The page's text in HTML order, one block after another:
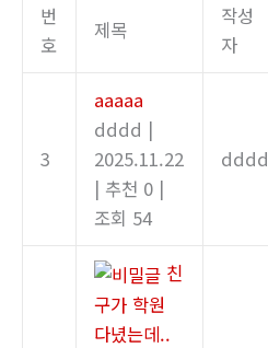
번
호
제목
작성
자
3
aaaaa
dddd |
2025.11.22
| 추천 0 |
조회 54
dddd
친
구가 학원
다녔는데..